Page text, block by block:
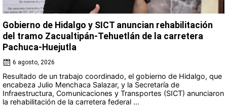
Gobierno de Hidalgo y SICT anuncian rehabilitación
del tramo Zacualtipán-Tehuetlán de la carretera
Pachuca-Huejutla
6 agosto, 2026
Resultado de un trabajo coordinado, el gobierno de Hidalgo, que
encabeza Julio Menchaca Salazar, y la Secretaría de
Infraestructura, Comunicaciones y Transportes (SICT) anunciaron
la rehabilitación de la carretera federal ...